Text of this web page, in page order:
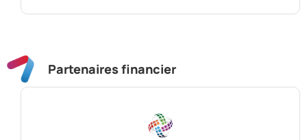
Partenaires financier